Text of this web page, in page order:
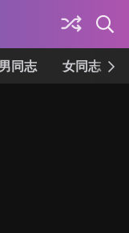
男同志 女同志